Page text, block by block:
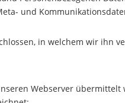
und
in welchem wir ihn
Webserver